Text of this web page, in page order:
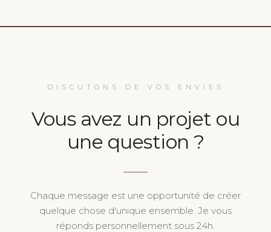
DISCUTONS DE VOS ENVIES
Vous avez un projet ou
une question ?
Chaque message est une opportunité de créer
quelque chose d'unique ensemble. Je vous
réponds personnellement sous 24h.